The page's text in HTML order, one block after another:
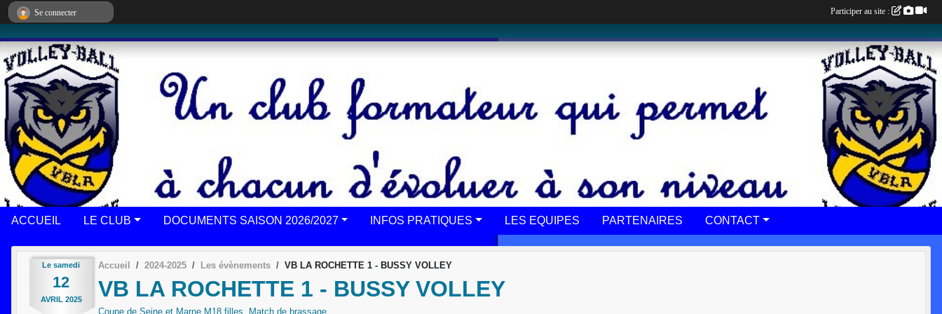
ACCUEIL LE CLUB DOCUMENTS SAISON 2026/2027 INFOS PRATIQUES LES EQUIPES PARTENAIRES CONTACT
Le samedi
12
AVRIL 2025
Accueil 2024-2025 Les évènements VB LA ROCHETTE 1 - BUSSY VOLLEY
VB LA ROCHETTE 1 - BUSSY VOLLEY
Coupe de Seine et Marne M18 filles, Match de brassage
Se connecter Participer au site :
Panneau de gestion des cookies